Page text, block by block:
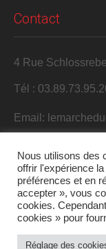
Contact
4 Rue
Tél :
Email:
2017
Nous utilisons des
offrir l'expérience
préférences et en
accepter », vous
cookies.
cookies » pour
Réglage des